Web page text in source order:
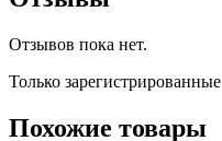
Отзывов пока нет.
Только
Похожие товары